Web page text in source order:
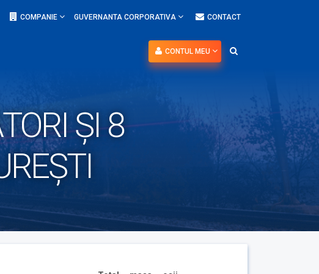
COMPANIE GUVERNANTA CORPORATIVA CONTACT
CONTUL MEU
ȘI 8